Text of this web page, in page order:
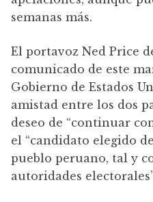
semanas más.
El portavoz Ned Price
comunicado de este
Gobierno de Estados
amistad entre los dos
deseo de “continuar
el “candidato elegido
pueblo peruano, tal y
autoridades